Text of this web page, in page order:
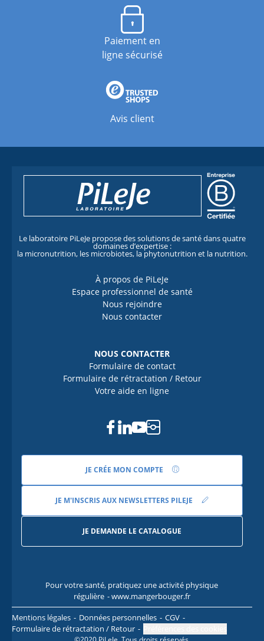
Paiement en
ligne sécurisé
Avis client
Le laboratoire PiLeJe propose des solutions de santé dans quatre
domaines d’expertise :
la micronutrition, les microbiotes, la phytonutrition et la nutrition.
À propos de PiLeJe
Espace professionnel de santé
Nous rejoindre
Nous contacter
NOUS CONTACTER
Formulaire de contact
Formulaire de rétractation / Retour
Votre aide en ligne
Facebook
Linkedin
Youtube
Instagram
JE CRÉE MON COMPTE
JE M'INSCRIS AUX NEWSLETTERS PILEJE
JE DEMANDE LE CATALOGUE
Pour votre santé, pratiquez une activité physique
régulière - www.mangerbouger.fr
Mentions légales
Données personnelles
CGV
Formulaire de rétractation / Retour